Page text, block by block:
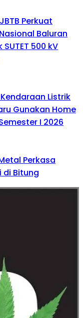
Perkuat
Baluran
500 kV
Listrik
Gunakan Home
I 2026
Perkasa
di Bitung